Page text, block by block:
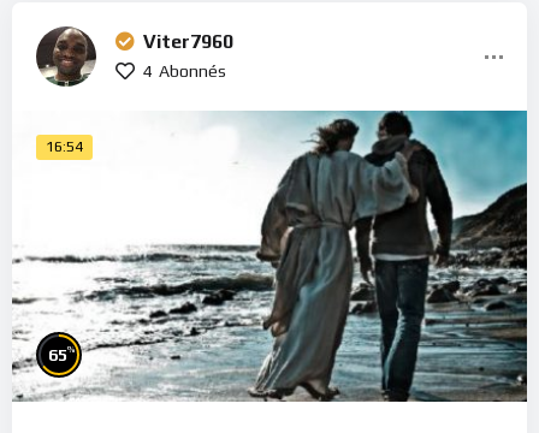
Viter7960
4 Abonnés
16:54
65%